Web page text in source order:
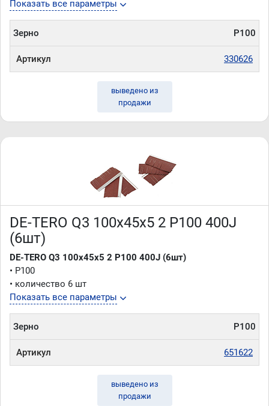
Показать все параметры
Зерно P100
Артикул 330626
выведено из
продажи
DE-TERO Q3 100х45х5 2 P100 400J
(6шт)
DE-TERO Q3 100х45х5 2 P100 400J (6шт)
• P100
• количество 6 шт
Показать все параметры
Зерно P100
Артикул 651622
выведено из
продажи